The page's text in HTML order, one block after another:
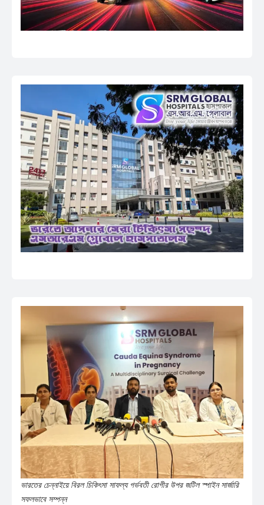
ভারতের চেন্নাইয়ে বিরল চিকিৎসা সাফল্য গর্ভবতী রোগীর উপর জটিল স্পাইন সার্জারি
সফলভাবে সম্পন্ন